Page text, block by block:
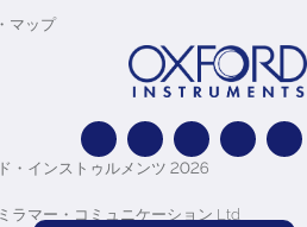
マップ
・インストゥルメンツ 2026
ラマー・コミュニケーション Ltd